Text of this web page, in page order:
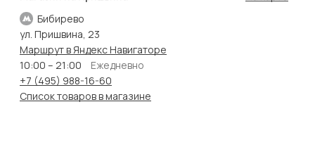
Бибирево
ул. Пришвина, 23
Маршрут в Яндекс Навигаторе
10:00 – 21:00
Ежедневно
+7 (495) 988-16-60
Список товаров в магазине